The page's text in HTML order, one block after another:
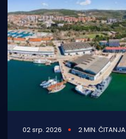
02 srp. 2026 2 MIN. ČITANJA